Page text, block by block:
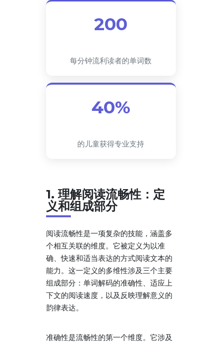
200
每分钟流利读者的单词数
40%
的儿童获得专业支持
1. 理解阅读流畅性：定
义和组成部分
阅读流畅性是一项复杂的技能，涵盖多
个相互关联的维度。它被定义为以准
确、快速和适当表达的方式阅读文本的
能力。这一定义的多维性涉及三个主要
组成部分：单词解码的准确性、适应上
下文的阅读速度，以及反映理解意义的
韵律表达。
准确性是流畅性的第一个维度。它涉及